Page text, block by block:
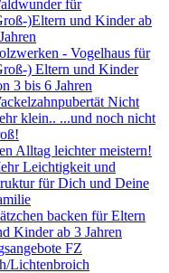
für
)Eltern und Kinder ab
- Vogelhaus für
) Eltern und Kinder
3 bis 6 Jahren
Nicht
klein.. ...und noch nicht
Alltag leichter meistern!
Leichtigkeit und
für Dich und Deine
backen für Eltern
Kinder ab 3 Jahren
FZ
Lichtenbroich